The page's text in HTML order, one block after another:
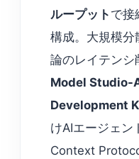
ループット で接
構成。大規模分
論のレイテンシ
Model Studio-
Development
けAIエージェン
Context